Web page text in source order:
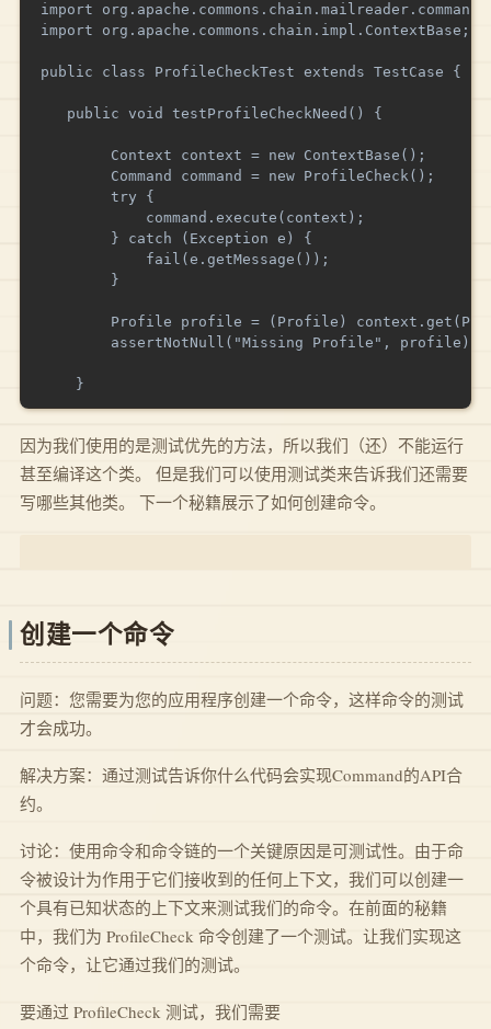
import
import org.apache.commons.chain.impl.ContextBase;
public class ProfileCheckTest extends TestCase {
   public void testProfileCheckNeed() {
        Context context = new ContextBase();
        Command command = new ProfileCheck();
        try {
            command.execute(context);
        } catch (Exception e) {
            fail(e.getMessage());
        }
Profile profile = (Profile)
        assertNotNull("Missing Profile", profile);
因为我们使用的是测试优先的方法，所以我们（还）不能运行
甚至编译这个类。 但是我们可以使用测试类来告诉我们还需要
写哪些其他类。 下一个秘籍展示了如何创建命令。
创建一个命令
问题：您需要为您的应用程序创建一个命令，这样命令的测试
才会成功。
解决方案：通过测试告诉你什么代码会实现Command的API合
约。
讨论：使用命令和命令链的一个关键原因是可测试性。由于命
令被设计为作用于它们接收到的任何上下文，我们可以创建一
个具有已知状态的上下文来测试我们的命令。在前面的秘籍
中，我们为 ProfileCheck 命令创建了一个测试。让我们实现这
个命令，让它通过我们的测试。
要通过 ProfileCheck 测试，我们需要